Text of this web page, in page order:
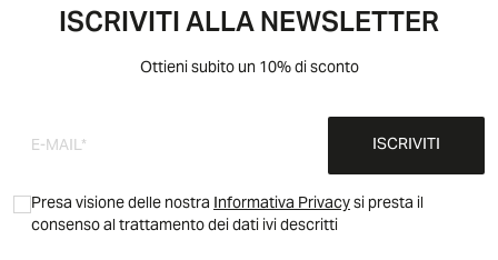
ISCRIVITI ALLA NEWSLETTER
Ottieni subito un 10% di sconto
ISCRIVITI
Presa visione delle nostraInformativa Privacysi presta il
consenso al trattamento dei dati ivi descritti